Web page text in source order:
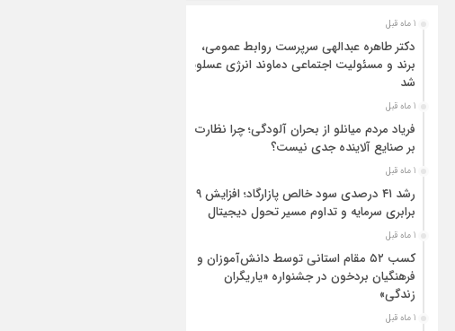
1 ماه قبل
دکتر طاهره عبدالهی سرپرست روابط عمومی،
برند و مسئولیت اجتماعی دماوند انرژی عسلویه
شد
1 ماه قبل
فریاد مردم میانلو از بحران آلودگی؛ چرا نظارت
بر صنایع آلاینده جدی نیست؟
1 ماه قبل
رشد ۴۱ درصدی سود خالص پازارگاد؛ افزایش ۹
برابری سرمایه و تداوم مسیر تحول دیجیتال
1 ماه قبل
کسب ۵۲ مقام استانی توسط دانش‌آموزان و
فرهنگیان بردخون در جشنواره «یاریگران
زندگی»
1 ماه قبل